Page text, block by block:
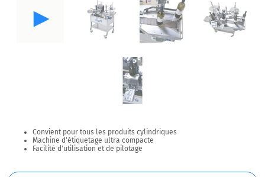
Convient pour tous les produits cylindriques
Machine d'étiquetage ultra compacte
Facilité d'utilisation et de pilotage